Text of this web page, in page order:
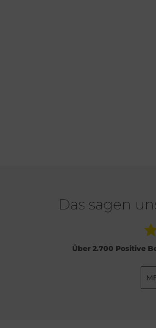
Das sagen
Über 2.700 Positive